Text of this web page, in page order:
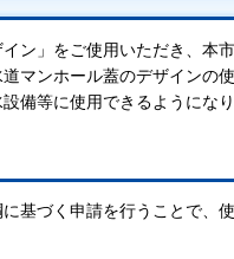
ン」をご使用いただき、本
マンホール蓋のデザインの使
備等に使用できるようになり
基づく申請を行うことで、